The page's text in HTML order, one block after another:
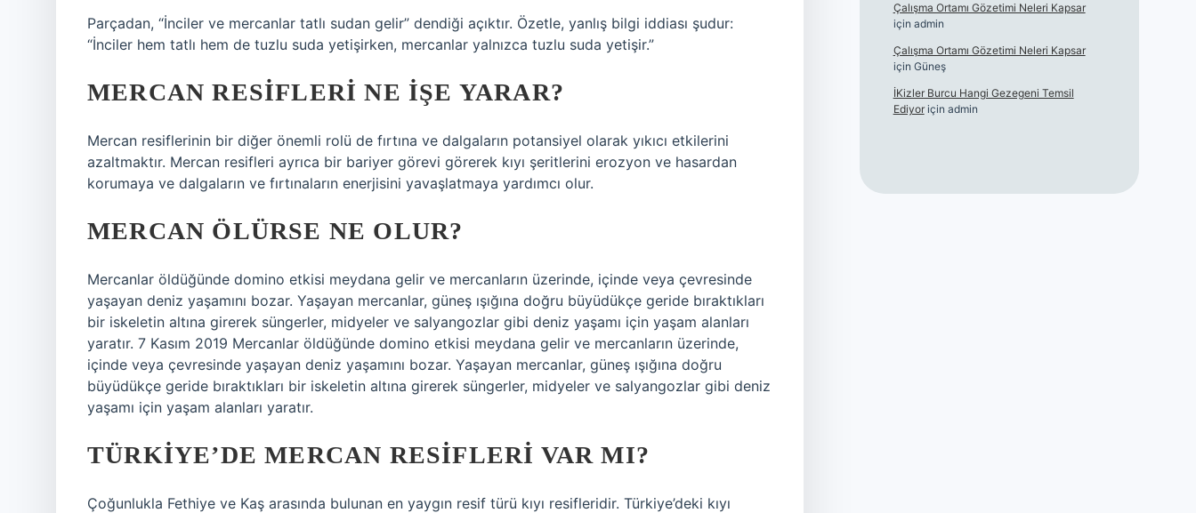
Parçadan, “İnciler ve mercanlar tatlı sudan gelir” dendiği açıktır. Özetle, yanlış bilgi iddiası şudur:
“İnciler hem tatlı hem de tuzlu suda yetişirken, mercanlar yalnızca tuzlu suda yetişir.”
MERCAN RESIFLERI NE IŞE YARAR?
Mercan resiflerinin bir diğer önemli rolü de fırtına ve dalgaların potansiyel olarak yıkıcı etkilerini
azaltmaktır. Mercan resifleri ayrıca bir bariyer görevi görerek kıyı şeritlerini erozyon ve hasardan
korumaya ve dalgaların ve fırtınaların enerjisini yavaşlatmaya yardımcı olur.
MERCAN ÖLÜRSE NE OLUR?
Mercanlar öldüğünde domino etkisi meydana gelir ve mercanların üzerinde, içinde veya çevresinde
yaşayan deniz yaşamını bozar. Yaşayan mercanlar, güneş ışığına doğru büyüdükçe geride bıraktıkları
bir iskeletin altına girerek süngerler, midyeler ve salyangozlar gibi deniz yaşamı için yaşam alanları
yaratır. 7 Kasım 2019 Mercanlar öldüğünde domino etkisi meydana gelir ve mercanların üzerinde,
içinde veya çevresinde yaşayan deniz yaşamını bozar. Yaşayan mercanlar, güneş ışığına doğru
büyüdükçe geride bıraktıkları bir iskeletin altına girerek süngerler, midyeler ve salyangozlar gibi deniz
yaşamı için yaşam alanları yaratır.
TÜRKIYE’DE MERCAN RESIFLERI VAR MI?
Çoğunlukla Fethiye ve Kaş arasında bulunan en yaygın resif türü kıyı resifleridir. Türkiye’deki kıyı
Çalışma Ortamı Gözetimi Neleri Kapsar
için admin
Çalışma Ortamı Gözetimi Neleri Kapsar
için Güneş
İKizler Burcu Hangi Gezegeni Temsil
Ediyoriçin admin